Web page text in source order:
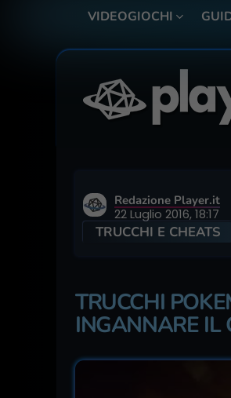
VIDEOGIOCHI
Redazione Player.it
22 Luglio 2016, 18:17
TRUCCHI E CHEATS
TRUCCHI
INGANNARE IL